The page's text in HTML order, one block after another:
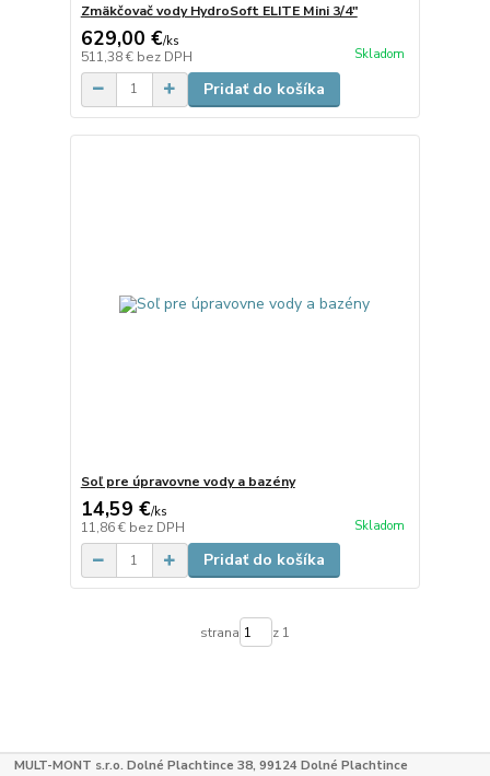
Zmäkčovač vody HydroSoft ELITE Mini 3/4"
629,00 €/ks
511,38 € bez DPH Skladom
Pridať do košíka
Soľ pre úpravovne vody a bazény
14,59 €/ks
11,86 € bez DPH Skladom
Pridať do košíka
strana z 1
MULT-MONT s.r.o. Dolné Plachtince 38, 99124 Dolné Plachtince